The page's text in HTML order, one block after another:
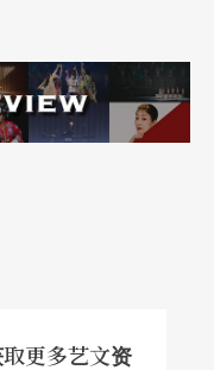
尔左布勒斯的识
更多艺文资